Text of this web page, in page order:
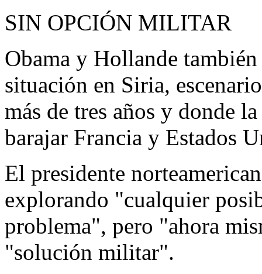
SIN OPCIÓN MILITAR
Obama y Hollande
situación en Siria,
más de tres años y donde
barajar Francia y Estados
El presidente
explorando "cualquier
problema", pero "ahora
"solución militar".